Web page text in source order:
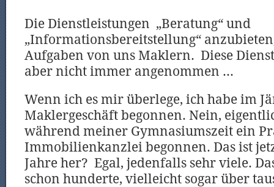
Die Dienstleistungen „Beratung“ und
„Informationsbereitstellung“
Aufgaben von uns Maklern. Diese
aber nicht immer angenommen …
Wenn ich es mir überlege, ich habe im
Maklergeschäft begonnen. Nein,
während meiner Gymnasiumszeit ein
Immobilienkanzlei begonnen. Das ist
Jahre her? Egal, jedenfalls sehr viele.
schon hunderte, vielleicht sogar über